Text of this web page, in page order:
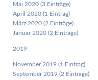
Mai 2020 (3 Einträge)
April 2020 (1 Eintrag)
März 2020 (2 Einträge)
Januar 2020 (2 Einträge)
2019
November 2019 (1 Eintrag)
September 2019 (2 Einträge)